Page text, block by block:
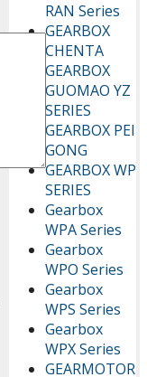
RAN Series
GEARBOX
CHENTA
GEARBOX
GUOMAO YZ
SERIES
GEARBOX PEI
GONG
GEARBOX WP
SERIES
Gearbox
WPA Series
Gearbox
WPO Series
Gearbox
WPS Series
Gearbox
WPX Series
GEARMOTOR